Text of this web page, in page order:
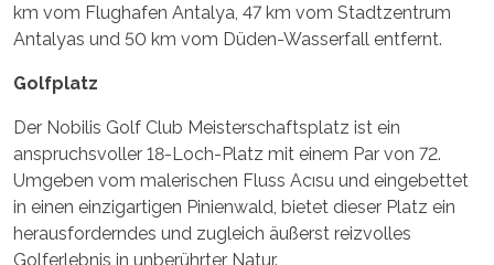
km vom Flughafen Antalya, 47 km vom Stadtzentrum
Antalyas und 50 km vom Düden-Wasserfall entfernt.
Golfplatz
Der Nobilis Golf Club Meisterschaftsplatz ist ein
anspruchsvoller 18-Loch-Platz mit einem Par von 72.
Umgeben vom malerischen Fluss Acısu und eingebettet
in einen einzigartigen Pinienwald, bietet dieser Platz ein
herausforderndes und zugleich äußerst reizvolles
Golferlebnis in unberührter Natur.